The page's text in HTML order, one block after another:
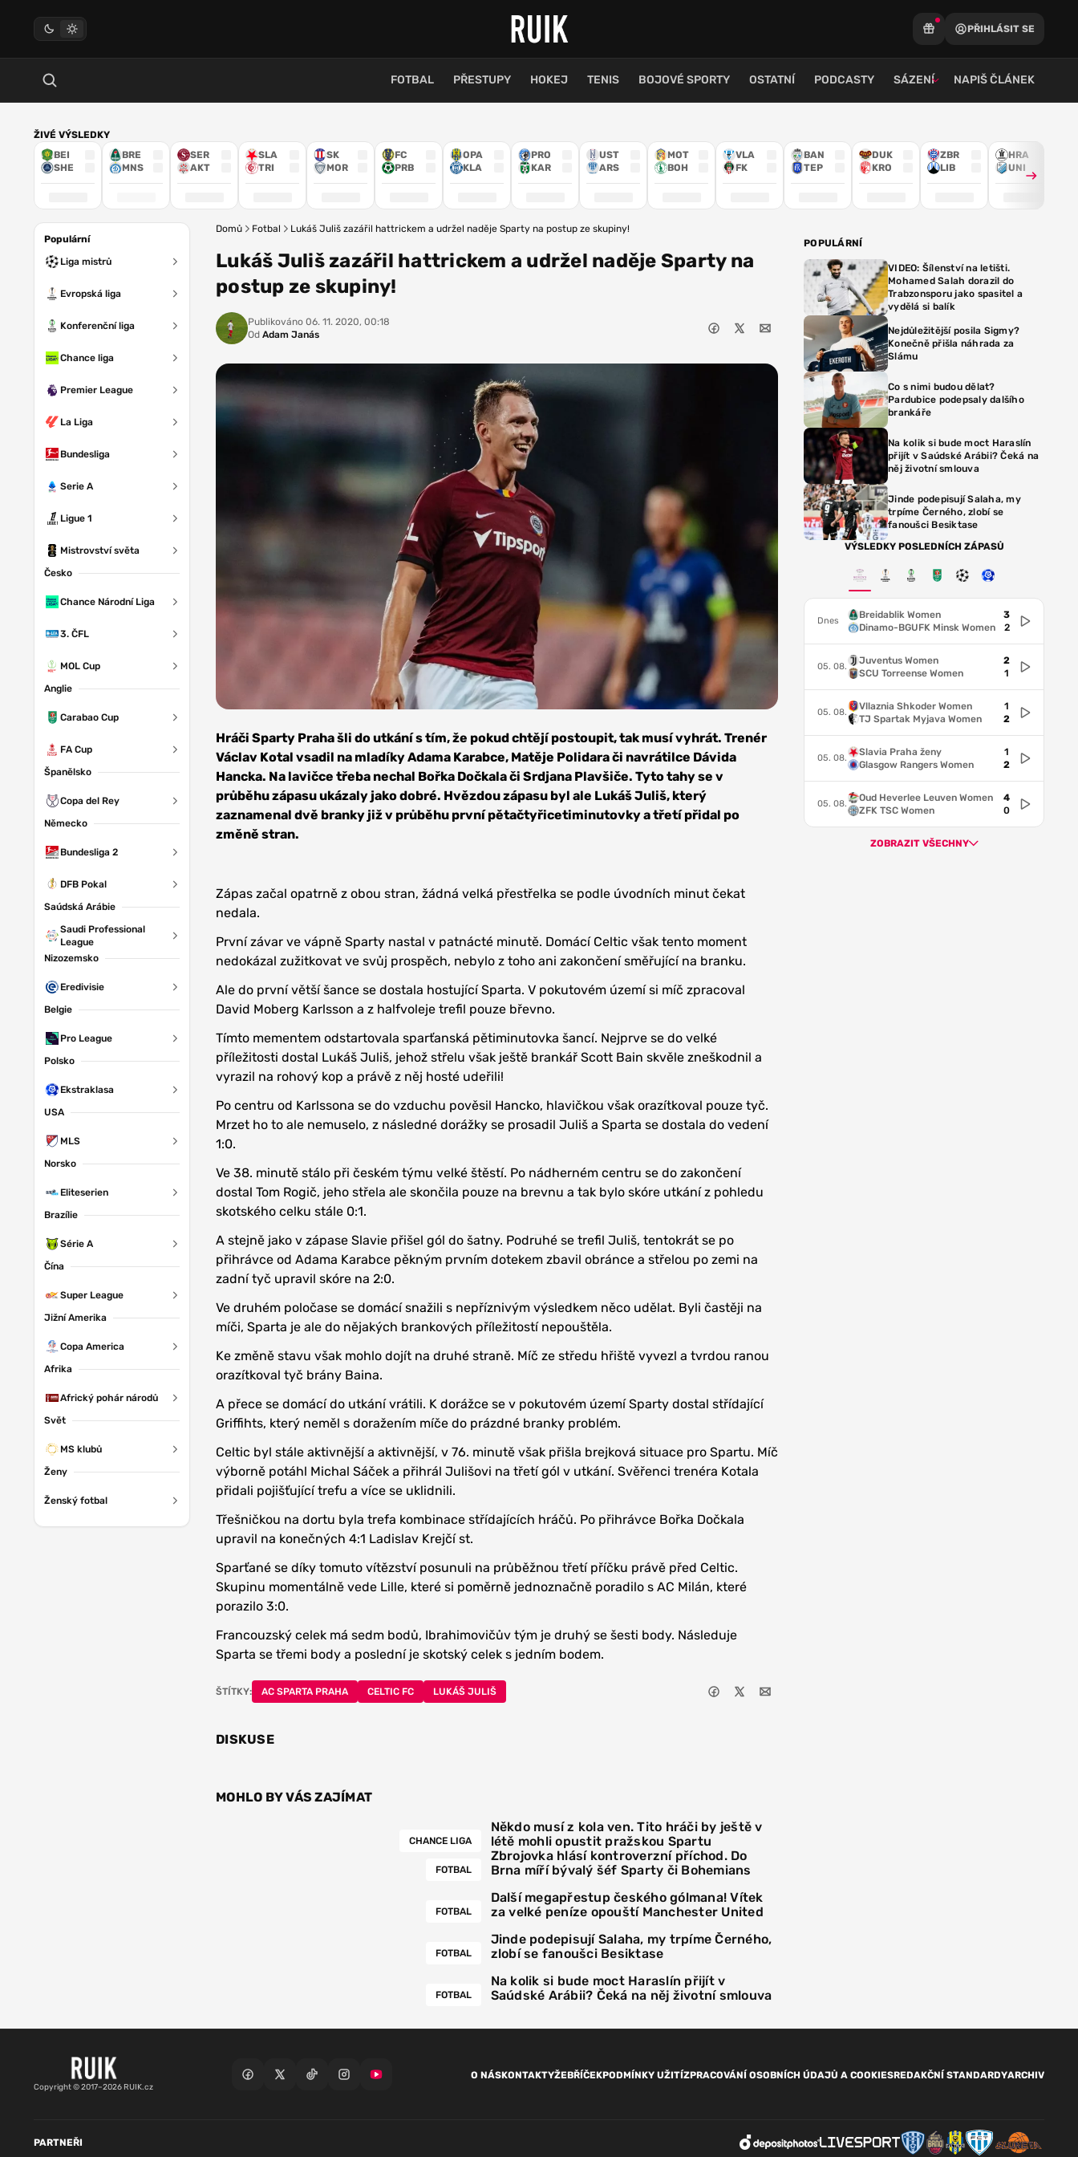
PŘIHLÁSIT SE
FOTBAL PŘESTUPY HOKEJ TENIS BOJOVÉ SPORTY OSTATNÍ PODCASTY SÁZENÍ NAPIŠ ČLÁNEK
ŽIVÉ VÝSLEDKY
BEI
SHE
BRE
MNS
SER
AKT
SLA
TRI
SK
MOR
FC
PRB
OPA
KLA
PRO
KAR
UST
ARS
MOT
BOH
VLA
FK
BAN
TEP
DUK
KRO
ZBR
LIB
HRA
UNI
Populární
Liga mistrů
Evropská liga
Konferenční liga
Chance liga
Premier League
La Liga
Bundesliga
Serie A
Ligue 1
Mistrovství světa
Česko
Chance Národní Liga
3. ČFL
MOL Cup
Anglie
Carabao Cup
FA Cup
Španělsko
Copa del Rey
Německo
Bundesliga 2
DFB Pokal
Saúdská Arábie
Saudi Professional
League
Nizozemsko
Eredivisie
Belgie
Pro League
Polsko
Ekstraklasa
USA
MLS
Norsko
Eliteserien
Brazílie
Série A
Čína
Super League
Jižní Amerika
Copa America
Afrika
Africký pohár národů
Svět
MS klubů
Ženy
Ženský fotbal
Domů Fotbal Lukáš Juliš zazářil hattrickem a udržel naděje Sparty na postup ze skupiny!
Lukáš Juliš zazářil hattrickem a udržel naděje Sparty na
postup ze skupiny!
Publikováno 06. 11. 2020, 00:18
Od Adam Janás
Sparta Praha
Hráči Sparty Praha šli do utkání s tím, že pokud chtějí postoupit, tak musí vyhrát. Trenér
Václav Kotal vsadil na mladíky Adama Karabce, Matěje Polidara či navrátilce Dávida
Hancka. Na lavičce třeba nechal Bořka Dočkala či Srdjana Plavšiče. Tyto tahy se v
průběhu zápasu ukázaly jako dobré. Hvězdou zápasu byl ale Lukáš Juliš, který
zaznamenal dvě branky již v průběhu první pětačtyřicetiminutovky a třetí přidal po
změně stran.
Zápas začal opatrně z obou stran, žádná velká přestřelka se podle úvodních minut čekat
nedala.
První závar ve vápně Sparty nastal v patnácté minutě. Domácí Celtic však tento moment
nedokázal zužitkovat ve svůj prospěch, nebylo z toho ani zakončení směřující na branku.
Ale do první větší šance se dostala hostující Sparta. V pokutovém území si míč zpracoval
David Moberg Karlsson a z halfvoleje trefil pouze břevno.
Tímto mementem odstartovala sparťanská pětiminutovka šancí. Nejprve se do velké
příležitosti dostal Lukáš Juliš, jehož střelu však ještě brankář Scott Bain skvěle zneškodnil a
vyrazil na rohový kop a právě z něj hosté udeřili!
Po centru od Karlssona se do vzduchu pověsil Hancko, hlavičkou však orazítkoval pouze tyč.
Mrzet ho to ale nemuselo, z následné dorážky se prosadil Juliš a Sparta se dostala do vedení
1:0.
Ve 38. minutě stálo při českém týmu velké štěstí. Po nádherném centru se do zakončení
dostal Tom Rogič, jeho střela ale skončila pouze na brevnu a tak bylo skóre utkání z pohledu
skotského celku stále 0:1.
A stejně jako v zápase Slavie přišel gól do šatny. Podruhé se trefil Juliš, tentokrát se po
přihrávce od Adama Karabce pěkným prvním dotekem zbavil obránce a střelou po zemi na
zadní tyč upravil skóre na 2:0.
Ve druhém poločase se domácí snažili s nepříznivým výsledkem něco udělat. Byli častěji na
míči, Sparta je ale do nějakých brankových příležitostí nepouštěla.
Ke změně stavu však mohlo dojít na druhé straně. Míč ze středu hřiště vyvezl a tvrdou ranou
orazítkoval tyč brány Baina.
A přece se domácí do utkání vrátili. K dorážce se v pokutovém území Sparty dostal střídající
Griffihts, který neměl s doražením míče do prázdné branky problém.
Celtic byl stále aktivnější a aktivnější, v 76. minutě však přišla brejková situace pro Spartu. Míč
výborně potáhl Michal Sáček a přihrál Julišovi na třetí gól v utkání. Svěřenci trenéra Kotala
přidali pojišťující trefu a více se uklidnili.
Třešničkou na dortu byla trefa kombinace střídajících hráčů. Po přihrávce Bořka Dočkala
upravil na konečných 4:1 Ladislav Krejčí st.
Sparťané se díky tomuto vítězství posunuli na průběžnou třetí příčku právě před Celtic.
Skupinu momentálně vede Lille, které si poměrně jednoznačně poradilo s AC Milán, které
porazilo 3:0.
Francouzský celek má sedm bodů, Ibrahimovičův tým je druhý se šesti body. Následuje
Sparta se třemi body a poslední je skotský celek s jedním bodem.
ŠTÍTKY: AC SPARTA PRAHA CELTIC FC LUKÁŠ JULIŠ
DISKUSE
MOHLO BY VÁS ZAJÍMAT
CHANCE LIGA
Někdo musí z kola ven. Tito hráči by ještě v
létě mohli opustit pražskou Spartu
FOTBAL
Zbrojovka hlásí kontroverzní příchod. Do
Brna míří bývalý šéf Sparty či Bohemians
FOTBAL
Další megapřestup českého gólmana! Vítek
za velké peníze opouští Manchester United
FOTBAL
Jinde podepisují Salaha, my trpíme Černého,
zlobí se fanoušci Besiktase
FOTBAL
Na kolik si bude moct Haraslín přijít v
Saúdské Arábii? Čeká na něj životní smlouva
POPULÁRNÍ
VIDEO: Šílenství na letišti.
Mohamed Salah dorazil do
Trabzonsporu jako spasitel a
vydělá si balík
Nejdůležitější posila Sigmy?
Konečně přišla náhrada za
Slámu
Co s nimi budou dělat?
Pardubice podepsaly dalšího
brankáře
Na kolik si bude moct Haraslín
přijít v Saúdské Arábii? Čeká na
něj životní smlouva
Jinde podepisují Salaha, my
trpíme Černého, zlobí se
fanoušci Besiktase
VÝSLEDKY POSLEDNÍCH ZÁPASŮ
Dnes
Breidablik Women
Dinamo-BGUFK Minsk Women
3
2
05. 08.
Juventus Women
SCU Torreense Women
2
1
05. 08.
Vllaznia Shkoder Women
TJ Spartak Myjava Women
1
2
05. 08.
Slavia Praha ženy
Glasgow Rangers Women
1
2
05. 08.
Oud Heverlee Leuven Women
ZFK TSC Women
4
0
ZOBRAZIT VŠECHNY
Copyright © 2017–2026 RUIK.cz
O NÁSKONTAKTYŽEBŘÍČEKPODMÍNKY UŽITÍZPRACOVÁNÍ OSOBNÍCH ÚDAJŮ A COOKIESREDAKČNÍ STANDARDYARCHIV
PARTNEŘI